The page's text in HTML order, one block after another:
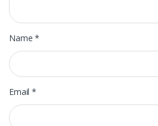
Name*
Email*